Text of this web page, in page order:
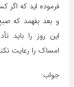
فرموده اید که
و بعد بفهمد که
این روز را باید
امساک را رعایت
جواب: